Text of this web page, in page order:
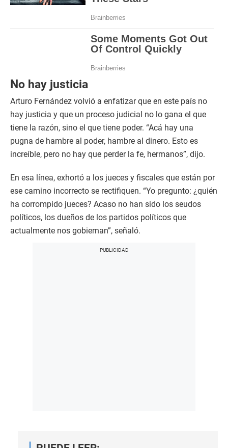
No hay justicia
Arturo Fernández volvió a enfatizar que en este país no
hay justicia y que un proceso judicial no lo gana el que
tiene la razón, sino el que tiene poder. “Acá hay una
pugna de hambre al poder, hambre al dinero. Esto es
increíble, pero no hay que perder la fe, hermanos”, dijo.
En esa línea, exhortó a los jueces y fiscales que están por
ese camino incorrecto se rectifiquen. “Yo pregunto: ¿quién
ha corrompido jueces? Acaso no han sido los seudos
políticos, los dueños de los partidos políticos que
actualmente nos gobiernan”, señaló.